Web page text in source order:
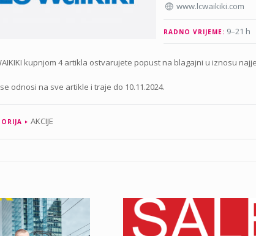
www.lcwaikiki.com
RADNO VRIJEME: 9–21 h
kupnjom 4 artikla ostvarujete popust na blagajni u iznosu
odnosi na sve artikle i traje do 10.11.2024.
AKCIJE